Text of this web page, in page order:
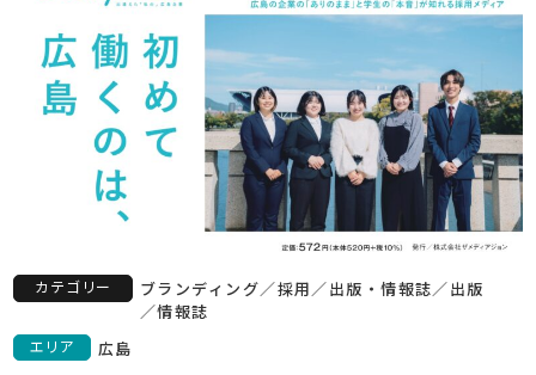
カテゴリー ブランディング／ 採用 ／ 出版・情報誌／ 出版
／情報誌
エリア 広島